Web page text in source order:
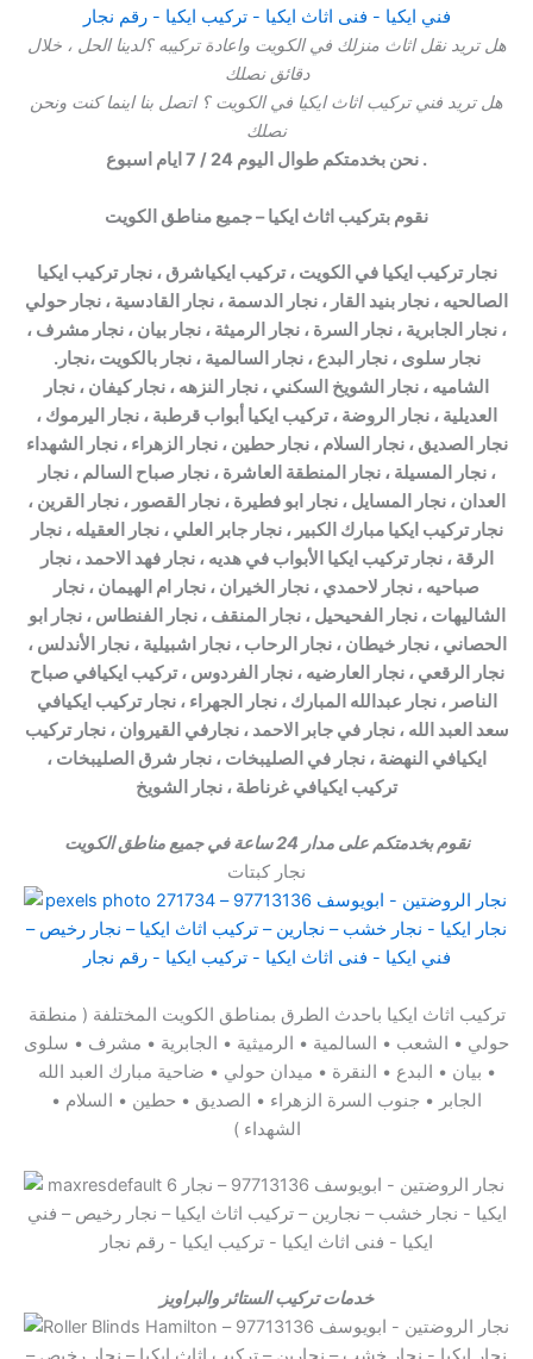
هل تريد نقل اثاث منزلك في الكويت واعادة تركيبه ؟لدينا الحل ، خلال
دقائق نصلك
هل تريد فني تركيب اثاث ايكيا في الكويت ؟ اتصل بنا اينما كنت ونحن
نصلك
نحن بخدمتكم طوال اليوم 24 / 7 ايام اسبوع .
نقوم بتركيب اثاث ايكيا – جميع مناطق الكويت
نجار تركيب ايكيا في الكويت ، تركيب ايكياشرق ، نجار تركيب ايكيا
الصالحيه ، نجار بنيد القار ، نجار الدسمة ، نجار القادسية ، نجار حولي
، نجار الجابرية ، نجار السرة ، نجار الرميثة ، نجار بيان ، نجار مشرف ،
نجار سلوى ، نجار البدع ، نجار السالمية ، نجار بالكويت ،نجار.
الشاميه ، نجار الشويخ السكني ، نجار النزهه ، نجار كيفان ، نجار
العديلية ، نجار الروضة ، تركيب ايكيا أبواب قرطبة ، نجار اليرموك ،
نجار الصديق ، نجار السلام ، نجار حطين ، نجار الزهراء ، نجار الشهداء
، نجار المسيلة ، نجار المنطقة العاشرة ، نجار صباح السالم ، نجار
العدان ، نجار المسايل ، نجار ابو فطيرة ، نجار القصور ، نجار القرين ،
نجار تركيب ايكيا مبارك الكبير ، نجار جابر العلي ، نجار العقيله ، نجار
الرقة ، نجار تركيب ايكيا الأبواب في هديه ، نجار فهد الاحمد ، نجار
صباحيه ، نجار لاحمدي ، نجار الخيران ، نجار ام الهيمان ، نجار
الشاليهات ، نجار الفحيحيل ، نجار المنقف ، نجار الفنطاس ، نجار ابو
الحصاني ، نجار خيطان ، نجار الرحاب ، نجار اشبيلية ، نجار الأندلس ،
نجار الرقعي ، نجار العارضيه ، نجار الفردوس ، تركيب ايكيافي صباح
الناصر ، نجار عبدالله المبارك ، نجار الجهراء ، نجار تركيب ايكيافي
سعد العبد الله ، نجار في جابر الاحمد ، نجارفي القيروان ، نجار تركيب
ايكيافي النهضة ، نجار في الصليبخات ، نجار شرق الصليبخات ،
تركيب ايكيافي غرناطة ، نجار الشويخ
نقوم بخدمتكم على مدار 24 ساعة في جميع مناطق الكويت
نجار كبتات
تركيب اثاث ايكيا باحدث الطرق بمناطق الكويت المختلفة ( منطقة
حولي • الشعب • السالمية • الرميثية • الجابرية • مشرف • سلوى
• بيان • البدع • النقرة • ميدان حولي • ضاحية مبارك العبد الله
الجابر • جنوب السرة الزهراء • الصديق • حطين • السلام •
الشهداء )
خدمات تركيب الستائر والبراويز